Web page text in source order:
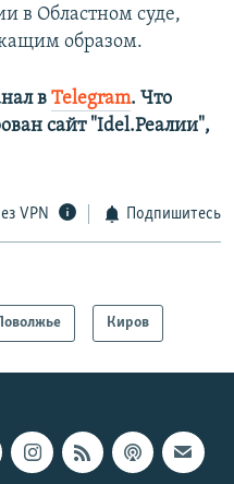
в Областном суде,
образом.
в Telegram. Что
сайт "Idel.Реалии",
VPN Подпишитесь
Киров